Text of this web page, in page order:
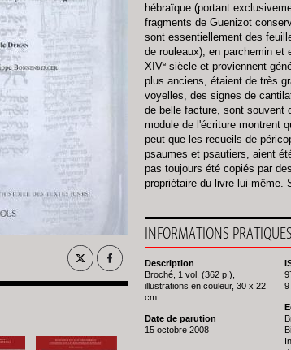
hébraïque (portant
fragments de Guenizot
sont essentiellement des
de rouleaux), en parchemin et
XIVe siècle et proviennent
plus anciens, étaient de très
voyelles, des signes de
de belle facture, sont souvent
module de l'écriture montrent
peut que les recueils de
psaumes et psautiers, aient
pas toujours été copiés par
propriétaire du livre lui-même.
INFORMATIONS PRATIQUES
Description
Broché, 1 vol. (362 p.),
illustrations en couleur, 30 x 22
cm
Date de parution
15 octobre 2008